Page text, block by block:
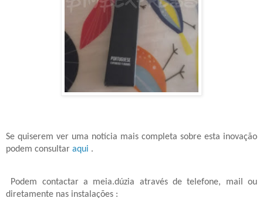
Se quiserem ver uma notícia mais completa sobre esta inovação
podem consultar aqui .
Podem contactar a meia.dúzia através de telefone, mail ou
diretamente nas instalações :